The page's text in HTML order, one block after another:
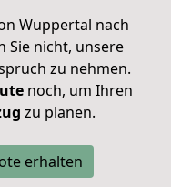
Wuppertal nach
Sie nicht, unsere
zu nehmen.
noch, um Ihren
zu planen.
erhalten